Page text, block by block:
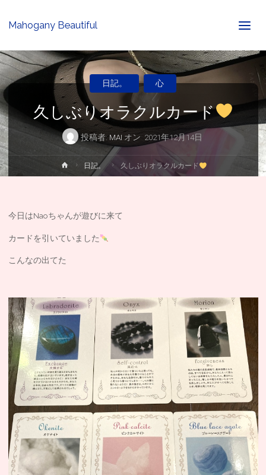
Mahogany Beautiful
久しぶりオラクルカード
投稿者: MAI オン 2021年12月14日
日記。 心
ホ
ー
日記。 久しぶりオラクルカード
今日はNaoちゃんが遊びに来て
カードを引いていました
こんなの出てた